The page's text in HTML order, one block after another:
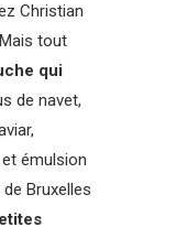
Christian
tout
qui
de navet,
émulsion
Bruxelles